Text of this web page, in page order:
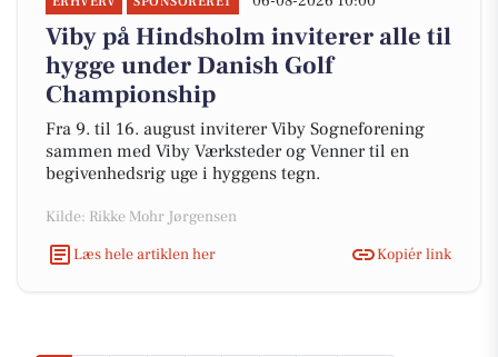
Viby på Hindsholm inviterer alle til
hygge under Danish Golf
Championship
Fra 9. til 16. august inviterer Viby Sogneforening
sammen med Viby Værksteder og Venner til en
begivenhedsrig uge i hyggens tegn.
Kilde: Rikke Mohr Jørgensen
Læs hele artiklen her
Kopiér link